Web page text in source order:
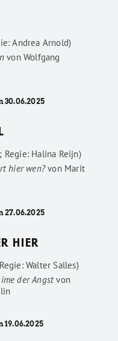
Andrea Arnold)
von Wolfgang
30.06.2025
Regie: Halina Reijn)
hier wen?von Marit
27.06.2025
HIER
Walter Salles)
der Angstvon
19.06.2025